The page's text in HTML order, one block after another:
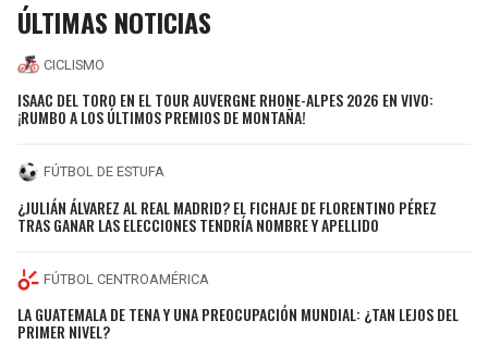
ÚLTIMAS NOTICIAS
CICLISMO
ISAAC DEL TORO EN EL TOUR AUVERGNE RHONE-ALPES 2026 EN VIVO:
¡RUMBO A LOS ÚLTIMOS PREMIOS DE MONTAÑA!
FÚTBOL DE ESTUFA
¿JULIÁN ÁLVAREZ AL REAL MADRID? EL FICHAJE DE FLORENTINO PÉREZ
TRAS GANAR LAS ELECCIONES TENDRÍA NOMBRE Y APELLIDO
FÚTBOL CENTROAMÉRICA
LA GUATEMALA DE TENA Y UNA PREOCUPACIÓN MUNDIAL: ¿TAN LEJOS DEL
PRIMER NIVEL?